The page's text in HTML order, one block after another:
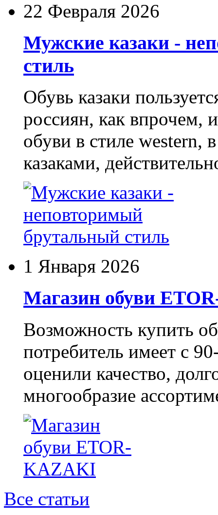
22 Февраля 2026
Мужские казаки -
стиль
Обувь казаки
россиян, как впрочем,
обуви в стиле western,
казаками,
1 Января 2026
Магазин обуви
Возможность купить
потребитель имеет с
оценили качество,
многообразие
Все статьи